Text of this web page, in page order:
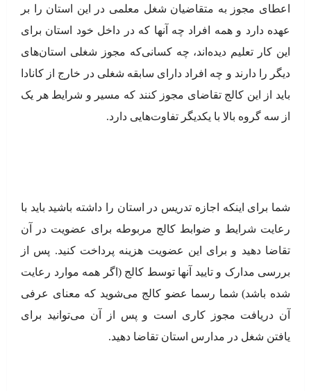
اعطای مجوز به متقاضیان شغل معلمی در این استان را بر
عهده دارد و همه افراد چه آنها که در داخل خود استان برای
این کار تعلیم دیده‌اند، چه کسانی‌که مجوز شغلی استان‌های
دیگر را دارند و چه افراد دارای سابقه شغلی در خارج از کانادا
باید از این کالج تقاضای مجوز کنند که مسیر و شرایط هر یک
از سه گروه بالا با یکدیگر تفاوت‌هایی دارد.
شما برای اینکه اجازه تدریس در استان را داشته باشید باید با
رعایت شرایط و ضوابط کالج مربوطه برای عضویت در آن
تقاضا دهید و برای این عضویت هزینه پرداخت کنید. پس از
بررسی مدارک و تایید آنها توسط کالج (اگر همه موارد رعایت
شده باشد) شما رسما عضو کالج می‌شوید که معنای عرفی
آن دریافت مجوز کاری است و پس از آن می‌توانید برای
یافتن شغل در مدارس استان تقاضا دهید.